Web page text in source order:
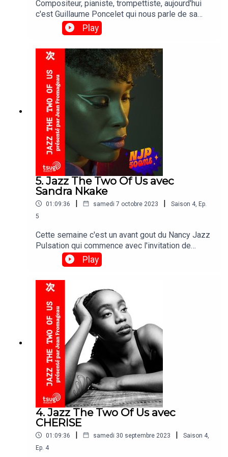
Compositeur, pianiste, trompettiste, aujourd'hui
c'est Guillaume Poncelet qui nous parle de sa
playlist dans Jazz The Two Of Us, toujours en
compagnie de Jean Fromageau.TRACKLIST01_
How deep is the ocean03_ COUNT BASIE -
Splanky04_ DUKE ELLINGTON, JOHN COLTRANE
- Angelica05_ WYNTON MARSALIS - Black
Codes06_ AHMAD JAMAL - ¨Poinciana07_
ARETHA FRANKLIN - It Ain't Necessarily So08_
ABDULLAH IBRAHIM - Maraba Blue09_ MILES
DAVIS, JOHN COLTRANE - Flamenco Sketches
Play
5. Jazz The Two Of Us avec
Sandra Nkake
01:09:36 | samedi 7 octobre 2023 | Saison 4, Ep.
5
Cette semaine c'est un avant gout du Nancy Jazz
Pulsation qui commence avec l'invitation de
Sandra Nkaké qui fait un très beau s/o a la scene
française pendant une belle heure de jazz
TracklistNina Simone - Four Women Naïssam
Jalal - Rituel Du VentDorothy Ashby -
RascalityAnne Paceo - StrangerJî Drû - Les
SirènesCynthia Abraham - Misyé MendéMarion
Rampal - D'autres SoleilsSélène Saint Aimé -
Arawak UhuruNatascha Rogers - Sacred
NightMelanie de Biasio - Your Freedom Is The
End Of Me
Play
4. Jazz The Two Of Us avec
CHERISE
01:09:36 | samedi 30 septembre 2023 | Saison 4,
Ep. 4